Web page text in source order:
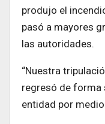
produjo el
pasó a mayores
las autoridades.
“Nuestra
regresó de forma
entidad por